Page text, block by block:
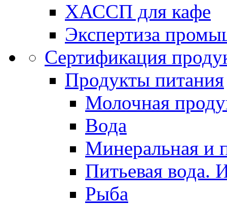
ХАССП для кафе
Экспертиза
Сертификация
Продукты питания
Молочная
Вода
Минеральная и
Питьевая вода.
Рыба